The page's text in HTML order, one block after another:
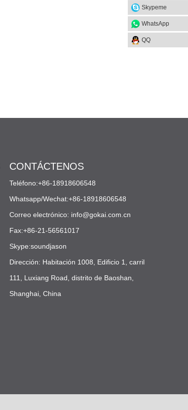
Skypeme
WhatsApp
QQ
CONTÁCTENOS
Teléfono:+86-18918606548
Whatsapp/Wechat:+86-18918606548
Correo electrónico: info@gokai.com.cn
Fax:+86-21-56561017
Skype:soundjason
Dirección: Habitación 1008, Edificio 1, carril
111, Luxiang Road, distrito de Baoshan,
Shanghai, China